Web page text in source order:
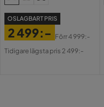
OSLAGBART PRIS
Pris
2 499:-
Original
Förr4 999:-
Tidigare lägsta pris 2 499:-